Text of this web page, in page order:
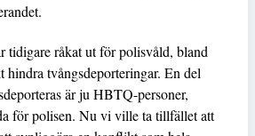
tidigare råkat ut för polisvåld, bland
hindra tvångsdeporteringar. En del
är ju HBTQ-personer,
för polisen. Nu vi ville ta tillfället att